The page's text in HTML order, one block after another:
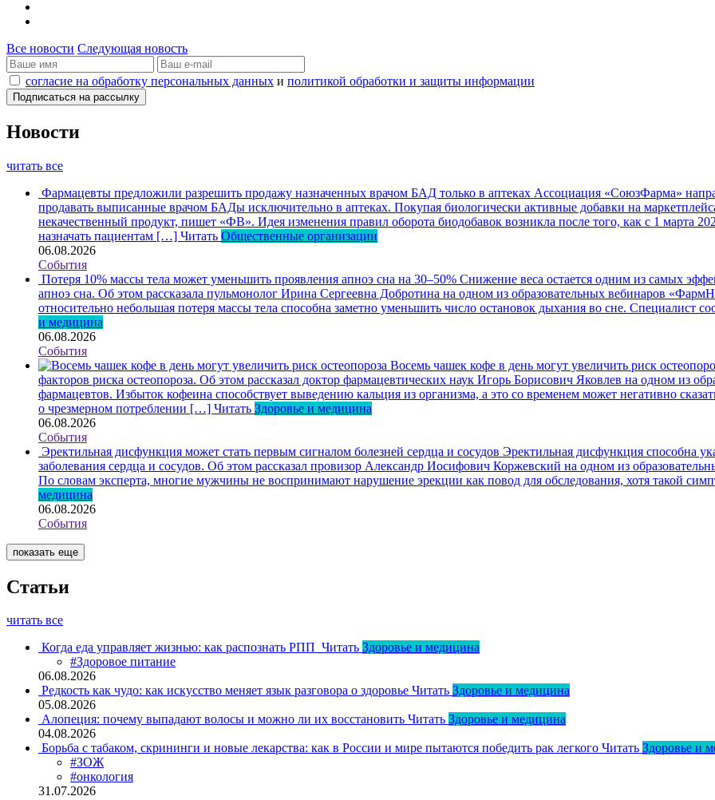
Все новости Следующая новость
согласие на обработку персональных данных и политикой обработки и защиты информации
Новости
читать все
Фармацевты предложили разрешить продажу назначенных врачом БАД только в аптеках Ассоциация «СоюзФарма»
продавать выписанные врачом БАДы исключительно в аптеках. Покупая биологически активные добавки на
некачественный продукт, пишет «ФВ». Идея изменения правил оборота биодобавок возникла после того, как с 1 марта
назначать пациентам […] Читать Общественные организации
06.08.2026
События
Потеря 10% массы тела может уменьшить проявления апноэ сна на 30–50% Снижение веса остается одним из самых
апноэ сна. Об этом рассказала пульмонолог Ирина Сергеевна Добротина на одном из образовательных вебинаров
относительно небольшая потеря массы тела способна заметно уменьшить число остановок дыхания во сне. Специалист
и медицина
06.08.2026
События
Восемь чашек кофе в день могут увеличить риск
факторов риска остеопороза. Об этом рассказал доктор фармацевтических наук Игорь Борисович Яковлев на одном из
фармацевтов. Избыток кофеина способствует выведению кальция из организма, а это со временем может негативно
о чрезмерном потреблении […] Читать Здоровье и медицина
06.08.2026
События
Эректильная дисфункция может стать первым сигналом болезней сердца и сосудов Эректильная дисфункция способна
заболевания сердца и сосудов. Об этом рассказал провизор Александр Иосифович Коржевский на одном из
По словам эксперта, многие мужчины не воспринимают нарушение эрекции как повод для обследования, хотя такой
медицина
06.08.2026
События
показать еще
Статьи
читать все
Когда еда управляет жизнью: как распознать РПП Читать Здоровье и медицина
#Здоровое питание
06.08.2026
Редкость как чудо: как искусство меняет язык разговора о здоровье Читать Здоровье и медицина
05.08.2026
Алопеция: почему выпадают волосы и можно ли их восстановить Читать Здоровье и медицина
04.08.2026
Борьба с табаком, скрининги и новые лекарства: как в России и мире пытаются победить рак легкого Читать Здоровье и
#ЗОЖ
#онкология
31.07.2026